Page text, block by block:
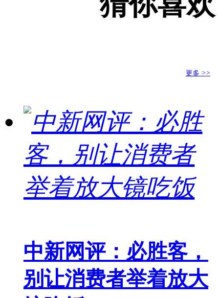
更多 >>
中新网评：必胜客，
别让消费者举着放大